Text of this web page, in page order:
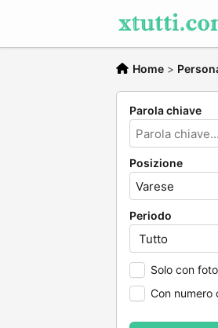
Home >
Parola chiave
Posizione
Periodo
Solo con foto
Con numero